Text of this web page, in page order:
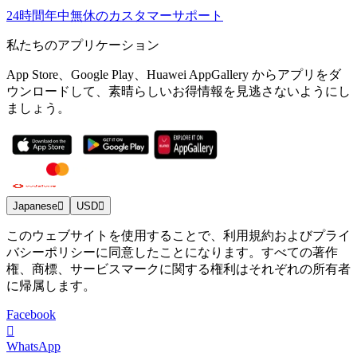
24時間年中無休のカスタマーサポート
私たちのアプリケーション
App Store、Google Play、Huawei AppGallery からアプリをダ
ウンロードして、素晴らしいお得情報を見逃さないようにし
ましょう。
Japanese USD
このウェブサイトを使用することで、利用規約およびプライ
バシーポリシーに同意したことになります。すべての著作
権、商標、サービスマークに関する権利はそれぞれの所有者
に帰属します。
Facebook
WhatsApp